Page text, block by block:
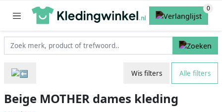
Wis filters Alle filters
Beige MOTHER dames kleding